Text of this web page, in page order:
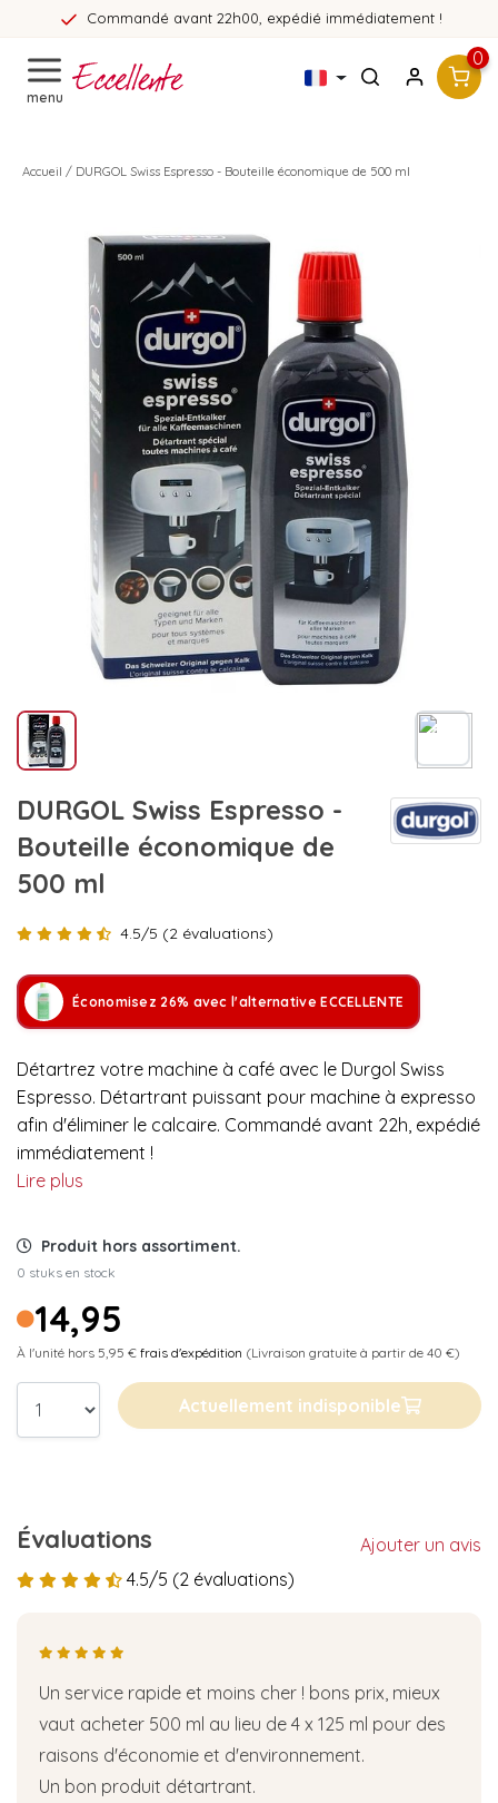
Commandé avant 22h00, expédié immédiatement !
menu
0
Accueil / DURGOL Swiss Espresso - Bouteille économique de 500 ml
DURGOL Swiss Espresso -
Bouteille économique de
500 ml
4.5/5 (2 évaluations)
Économisez 26% avec l'alternative ECCELLENTE
Détartrez votre machine à café avec le Durgol Swiss
Espresso. Détartrant puissant pour machine à expresso
afin d'éliminer le calcaire. Commandé avant 22h, expédié
immédiatement !
Lire plus
Produit hors assortiment.
0 stuks en stock
14,95
À l'unité hors 5,95 € frais d'expédition (Livraison gratuite à partir de 40 €)
Actuellement indisponible
Évaluations
Ajouter un avis
4.5/5 (2 évaluations)
Un service rapide et moins cher ! bons prix, mieux
vaut acheter 500 ml au lieu de 4 x 125 ml pour des
raisons d'économie et d'environnement.
Un bon produit détartrant.